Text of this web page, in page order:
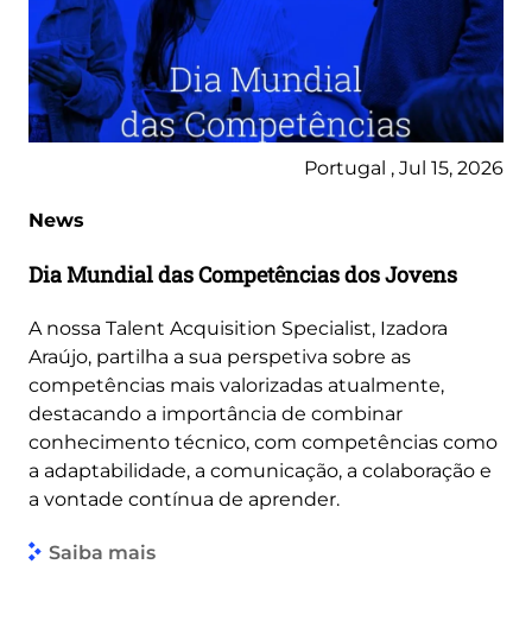
Portugal , Jul 15, 2026
News
Dia Mundial das Competências dos Jovens
A nossa Talent Acquisition Specialist, Izadora
Araújo, partilha a sua perspetiva sobre as
competências mais valorizadas atualmente,
destacando a importância de combinar
conhecimento técnico, com competências como
a adaptabilidade, a comunicação, a colaboração e
a vontade contínua de aprender.
Saiba mais